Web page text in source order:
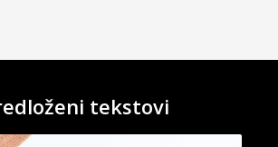
tekstovi